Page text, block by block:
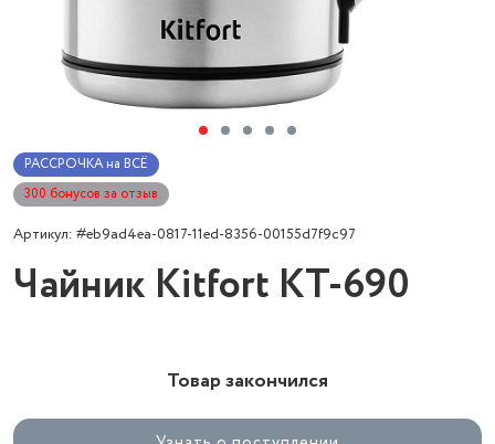
РАССРОЧКА на ВСЁ
300 бонусов за отзыв
Артикул: #eb9ad4ea-0817-11ed-8356-00155d7f9c97
Чайник Kitfort КТ-690
Товар закончился